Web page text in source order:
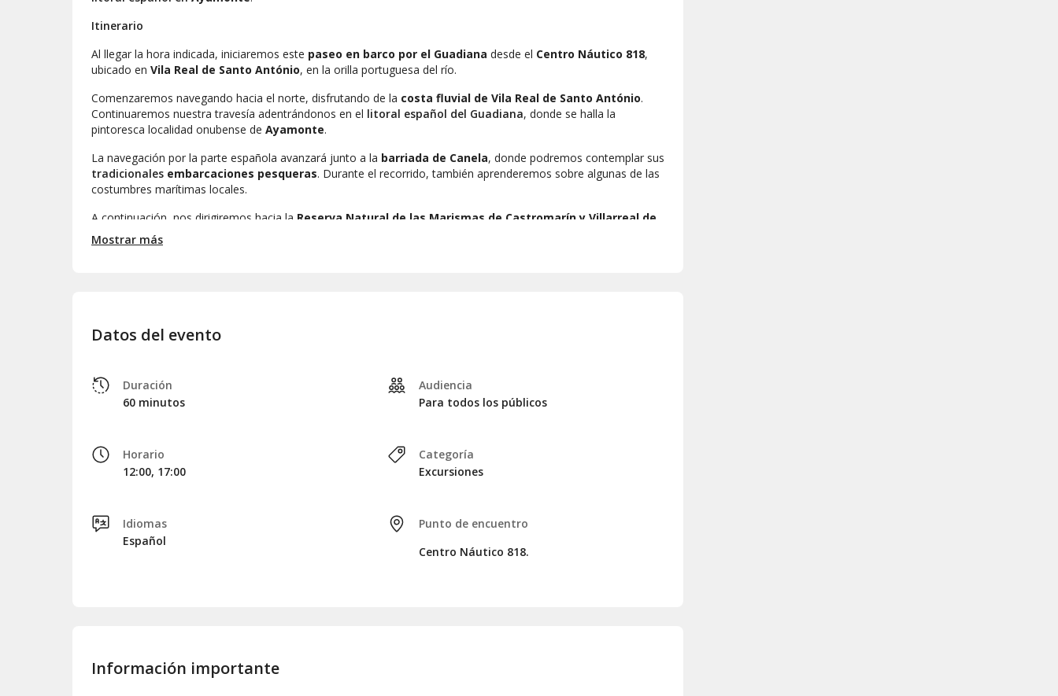
Itinerario
Al llegar la hora indicada, iniciaremos este paseo en barco por el Guadiana desde el Centro Náutico 818,
ubicado en Vila Real de Santo António, en la orilla portuguesa del río.
Comenzaremos navegando hacia el norte, disfrutando de la costa fluvial de Vila Real de Santo António.
Continuaremos nuestra travesía adentrándonos en el litoral español del Guadiana, donde se halla la
pintoresca localidad onubense de Ayamonte.
La navegación por la parte española avanzará junto a la barriada de Canela, donde podremos contemplar sus
tradicionales embarcaciones pesqueras. Durante el recorrido, también aprenderemos sobre algunas de las
costumbres marítimas locales.
A continuación, nos dirigiremos hacia la Reserva Natural de las Marismas de Castromarín y Villarreal de
San Antonio
diversas otras especies.
Mostrar más
Datos del evento
Duración
60 minutos
Horario
12:00, 17:00
Idiomas
Español
Audiencia
Para todos los públicos
Categoría
Excursiones
Punto de encuentro
Centro Náutico 818.
Información importante